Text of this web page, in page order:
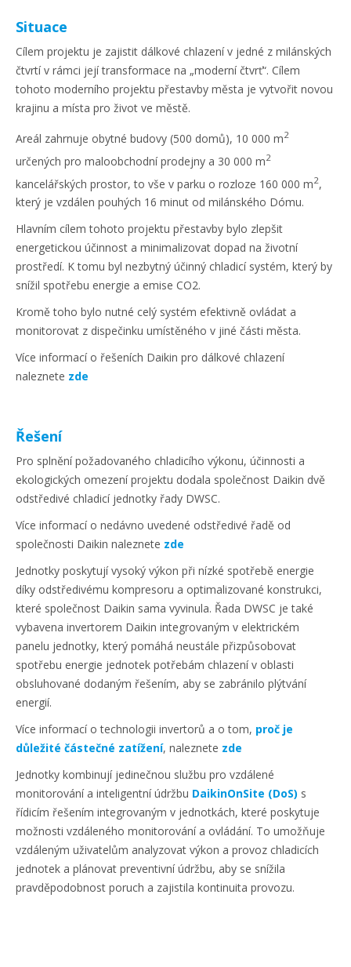
Situace
Cílem projektu je zajistit dálkové chlazení v jedné z milánských
čtvrtí v rámci její transformace na „moderní čtvrť“. Cílem
tohoto moderního projektu přestavby města je vytvořit novou
krajinu a místa pro život ve městě.
Areál zahrnuje obytné budovy (500 domů), 10 000 m2
určených pro maloobchodní prodejny a 30 000 m2
kancelářských prostor, to vše v parku o rozloze 160 000 m2,
který je vzdálen pouhých 16 minut od milánského Dómu.
Hlavním cílem tohoto projektu přestavby bylo zlepšit
energetickou účinnost a minimalizovat dopad na životní
prostředí. K tomu byl nezbytný účinný chladicí systém, který by
snížil spotřebu energie a emise CO2.
Kromě toho bylo nutné celý systém efektivně ovládat a
monitorovat z dispečinku umístěného v jiné části města.
Více informací o řešeních Daikin pro dálkové chlazení
naleznete zde
Řešení
Pro splnění požadovaného chladicího výkonu, účinnosti a
ekologických omezení projektu dodala společnost Daikin dvě
odstředivé chladicí jednotky řady DWSC.
Více informací o nedávno uvedené odstředivé řadě od
společnosti Daikin naleznete zde
Jednotky poskytují vysoký výkon při nízké spotřebě energie
díky odstředivému kompresoru a optimalizované konstrukci,
které společnost Daikin sama vyvinula. Řada DWSC je také
vybavena invertorem Daikin integrovaným v elektrickém
panelu jednotky, který pomáhá neustále přizpůsobovat
spotřebu energie jednotek potřebám chlazení v oblasti
obsluhované dodaným řešením, aby se zabránilo plýtvání
energií.
Více informací o technologii invertorů a o tom, proč je
důležité částečné zatížení, naleznete zde
Jednotky kombinují jedinečnou službu pro vzdálené
monitorování a inteligentní údržbu DaikinOnSite (DoS) s
řídicím řešením integrovaným v jednotkách, které poskytuje
možnosti vzdáleného monitorování a ovládání. To umožňuje
vzdáleným uživatelům analyzovat výkon a provoz chladicích
jednotek a plánovat preventivní údržbu, aby se snížila
pravděpodobnost poruch a zajistila kontinuita provozu.